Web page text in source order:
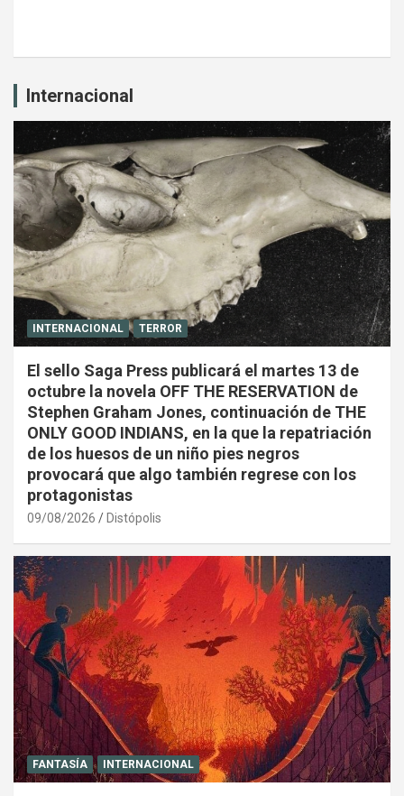
Internacional
INTERNACIONAL TERROR
El sello Saga Press publicará el martes 13 de
octubre la novela OFF THE RESERVATION de
Stephen Graham Jones, continuación de THE
ONLY GOOD INDIANS, en la que la repatriación
de los huesos de un niño pies negros
provocará que algo también regrese con los
protagonistas
09/08/2026 Distópolis
FANTASÍA INTERNACIONAL